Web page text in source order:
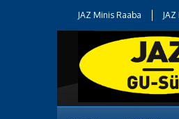
JAZ Minis Raaba